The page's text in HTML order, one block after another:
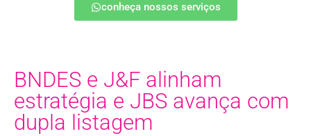
conheça nossos serviços
BNDES e J&F alinham
estratégia e JBS avança com
dupla listagem